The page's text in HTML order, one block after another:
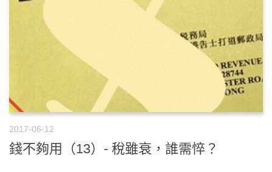
2017-06-12
錢不夠用（13）- 稅雖衰，誰需悴？